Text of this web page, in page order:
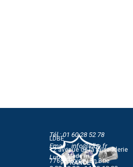
Tél : 01 60 28 52 78
Email : info@ldbe.fr
Lun-Jeu
LDBE
12 avenue de la faisanderie
77680 Roissy En Brie